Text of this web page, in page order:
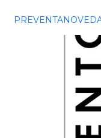
PREVENTA